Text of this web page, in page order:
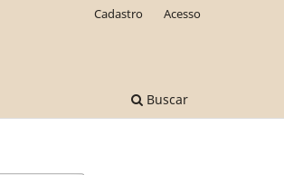
Buscar
Cadastro Acesso